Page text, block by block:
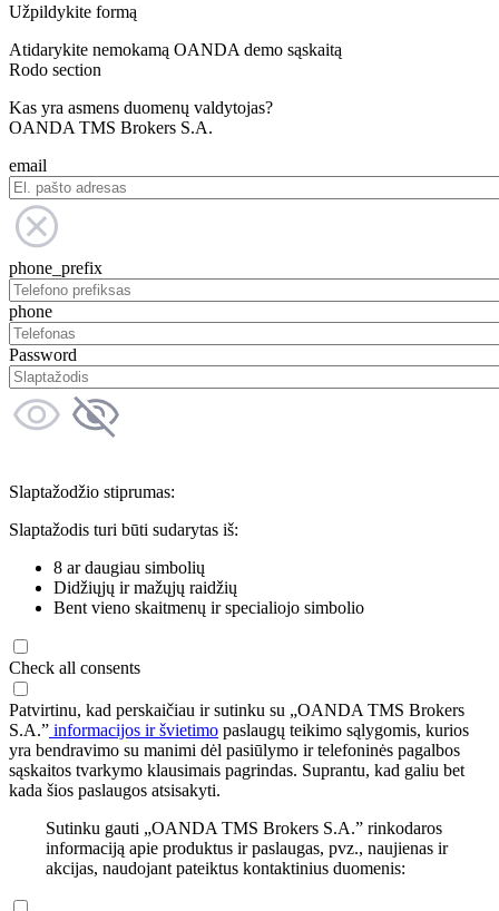
Užpildykite formą
Atidarykite nemokamą OANDA demo sąskaitą
Rodo section
Kas yra asmens duomenų valdytojas?
OANDA TMS Brokers S.A.
email
phone_prefix
phone
Password
Slaptažodžio stiprumas:
Slaptažodis turi būti sudarytas iš:
8 ar daugiau simbolių
Didžiųjų ir mažųjų raidžių
Bent vieno skaitmenų ir specialiojo simbolio
Check all consents
Patvirtinu, kad perskaičiau ir sutinku su „OANDA TMS Brokers
S.A.” informacijos ir švietimo paslaugų teikimo sąlygomis, kurios
yra bendravimo su manimi dėl pasiūlymo ir telefoninės pagalbos
sąskaitos tvarkymo klausimais pagrindas. Suprantu, kad galiu bet
kada šios paslaugos atsisakyti.
Sutinku gauti „OANDA TMS Brokers S.A.” rinkodaros
informaciją apie produktus ir paslaugas, pvz., naujienas ir
akcijas, naudojant pateiktus kontaktinius duomenis: